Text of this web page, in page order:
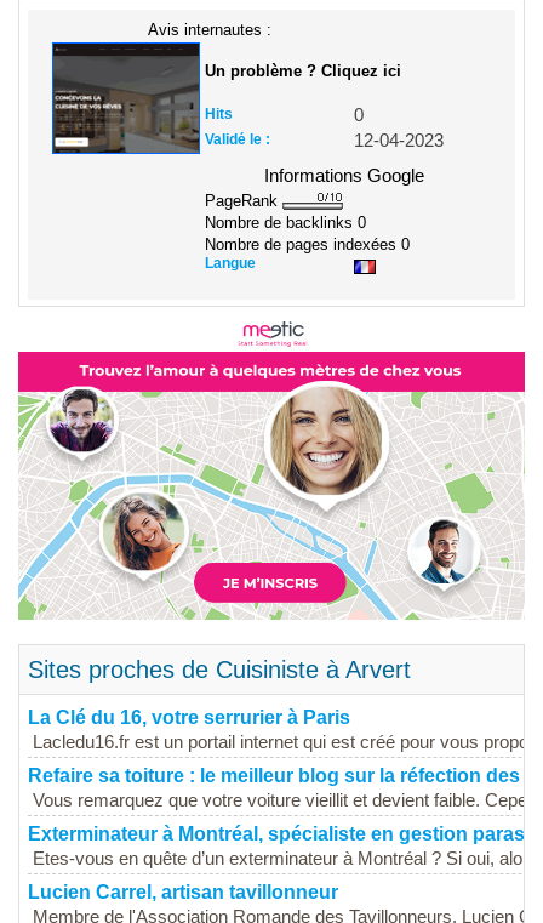
Avis internautes :
Un problème ? Cliquez ici
Hits 0
Validé le :
12-04-2023
Informations Google
PageRank
Nombre de backlinks 0
Nombre de pages indexées 0
Langue
Sites proches de Cuisiniste à Arvert
La Clé du 16, votre serrurier à Paris
Lacledu16.fr est un portail internet qui est créé pour vous
Refaire sa toiture : le meilleur blog sur la réfection des
Vous remarquez que votre voiture vieillit et devient faible.
Exterminateur à Montréal, spécialiste en gestion
Etes-vous en quête d’un exterminateur à Montréal ? Si oui,
Lucien Carrel, artisan tavillonneur
Membre de l'Association Romande des Tavillonneurs, Lucien